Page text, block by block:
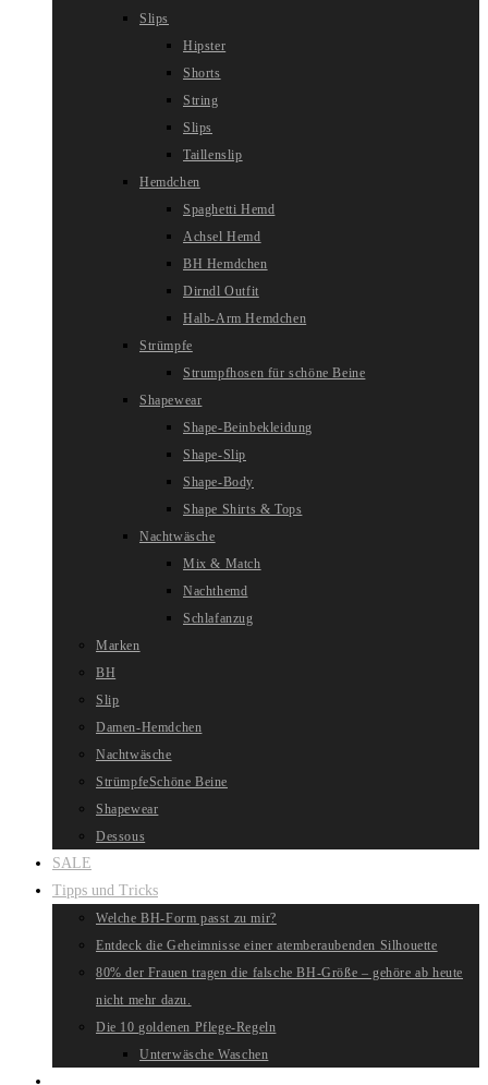
Slips
Hipster
Shorts
String
Slips
Taillenslip
Hemdchen
Spaghetti Hemd
Achsel Hemd
BH Hemdchen
Dirndl Outfit
Halb-Arm Hemdchen
Strümpfe
Strumpfhosen für schöne Beine
Shapewear
Shape-Beinbekleidung
Shape-Slip
Shape-Body
Shape Shirts & Tops
Nachtwäsche
Mix & Match
Nachthemd
Schlafanzug
Marken
BH
Slip
Damen-Hemdchen
Nachtwäsche
StrümpfeSchöne Beine
Shapewear
Dessous
SALE
Tipps und Tricks
Welche BH-Form passt zu mir?
Entdeck die Geheimnisse einer atemberaubenden Silhouette
80% der Frauen tragen die falsche BH-Größe – gehöre ab heute
nicht mehr dazu.
Die 10 goldenen Pflege-Regeln
Unterwäsche Waschen